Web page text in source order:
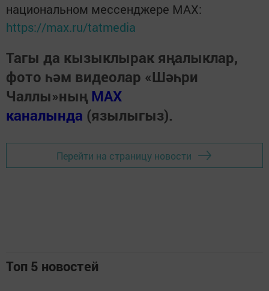
национальном мессенджере MАХ:
https://max.ru/tatmedia
Тагы да кызыклырак яңалыклар,
фото һәм видеолар «Шәһри
Чаллы»ның MAX
каналында (язылыгыз).
Перейти на страницу новости
Топ 5 новостей